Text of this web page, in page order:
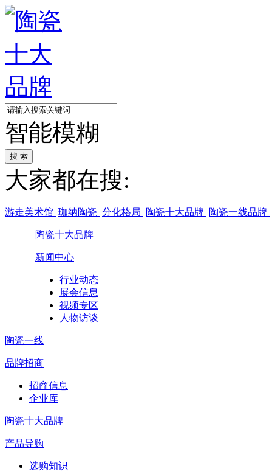
智能模糊
大家都在搜:
游走美术馆 珈纳陶瓷 分化格局 陶瓷十大品牌 陶瓷一线品牌
陶瓷十大品牌
新闻中心
行业动态
展会信息
视频专区
人物访谈
陶瓷一线
品牌招商
招商信息
企业库
陶瓷十大品牌
产品导购
选购知识